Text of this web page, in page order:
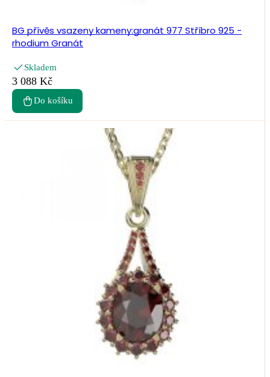
BG přívěs vsazeny kameny:granát 977 Stříbro 925 -
rhodium Granát
Skladem
3 088 Kč
Do košíku